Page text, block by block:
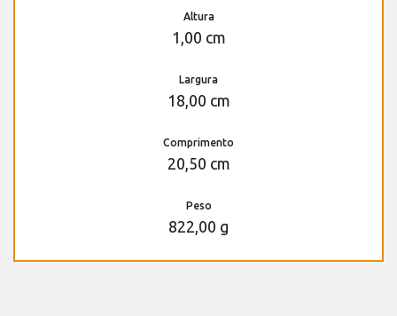
Altura
1,00 cm
Largura
18,00 cm
Comprimento
20,50 cm
Peso
822,00 g